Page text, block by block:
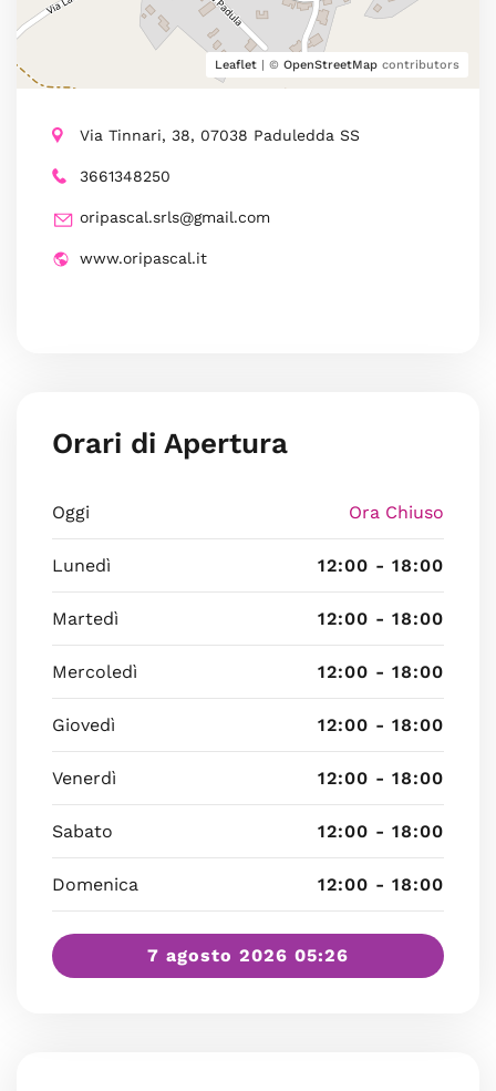
Leaflet | © OpenStreetMap contributors
Via Tinnari, 38, 07038 Paduledda SS
3661348250
oripascal.srls@gmail.com
www.oripascal.it
Orari di Apertura
Oggi Ora Chiuso
Lunedì 12:00 - 18:00
Martedì 12:00 - 18:00
Mercoledì 12:00 - 18:00
Giovedì 12:00 - 18:00
Venerdì 12:00 - 18:00
Sabato 12:00 - 18:00
Domenica 12:00 - 18:00
7 agosto 2026 05:26